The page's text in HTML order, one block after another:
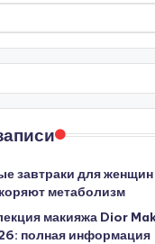
завтраки для
метаболизм
макияжа Dior
полная информация